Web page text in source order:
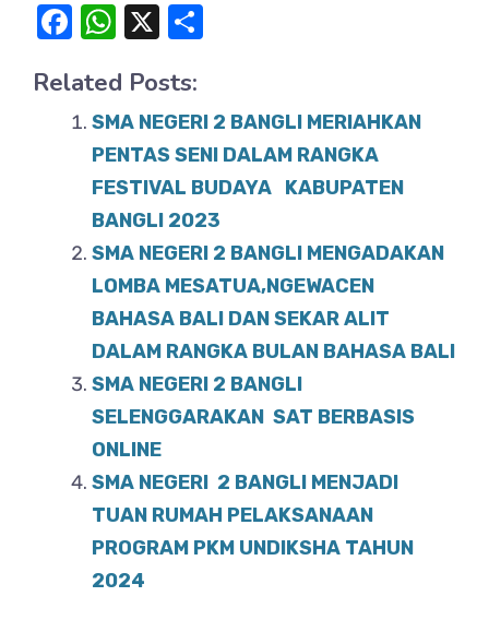
F
c
e
k
W
at
s
A
p
p
X
e
Related Posts:
SMA NEGERI 2 BANGLI MERIAHKAN
PENTAS SENI DALAM RANGKA
FESTIVAL BUDAYA KABUPATEN
BANGLI 2023
SMA NEGERI 2 BANGLI MENGADAKAN
LOMBA MESATUA,NGEWACEN
BAHASA BALI DAN SEKAR ALIT
DALAM RANGKA BULAN BAHASA BALI
SMA NEGERI 2 BANGLI
SELENGGARAKAN SAT BERBASIS
ONLINE
SMA NEGERI 2 BANGLI MENJADI
TUAN RUMAH PELAKSANAAN
PROGRAM PKM UNDIKSHA TAHUN
2024